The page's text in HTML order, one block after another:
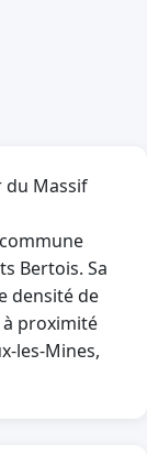
du Massif
Bertois. Sa
densité de
à proximité
les-Mines,